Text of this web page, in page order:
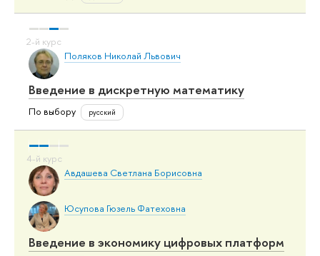
Поляков Николай Львович
Введение в дискретную математику
По выбору русский
Авдашева Светлана Борисовна
Юсупова Гюзель Фатеховна
Введение в экономику цифровых платформ